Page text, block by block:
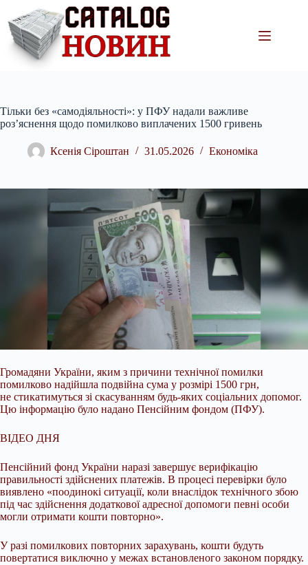
вмісту
Тільки без «самодіяльності»: у ПФУ надали важливе
роз’яснення щодо помилково виплачених 1500 гривень
Ксенія Сіроштан 31.05.2026 Економіка
Громадяни України, яким з причини технічної помилки
помилково надійшла подвійна сума у розмірі 1500 грн,
не стикатимуться зі скасуванням будь-яких соціальних допомог.
Цю інформацію було надано Пенсійним фондом (ПФУ).
ВІДЕО ДНЯ
Пенсійний фонд України наразі завершує верифікацію
правильності здійснених платежів. В процесі перевірки було
виявлено «поодинокі ситуації, коли внаслідок технічного збою
під час здійснення додаткової адресної допомоги певні особи
могли отримати кошти повторно».
У разі помилкових повторних зарахувань, кошти будуть
повертатися виключно у межах встановленого законом порядку.